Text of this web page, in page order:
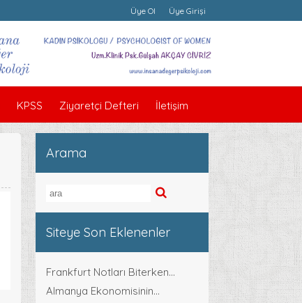
Üye Ol Üye Girişi
KPSS Ziyaretçi Defteri İletişim
Arama
Siteye Son Eklenenler
Frankfurt Notları Biterken...
Almanya Ekonomisinin...